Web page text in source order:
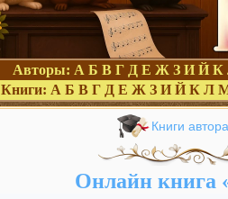
Авторы: А Б В Г Д Е Ж З И Й К
Книги: А Б В Г Д Е Ж З И Й К Л
Книги
Онлайн книга